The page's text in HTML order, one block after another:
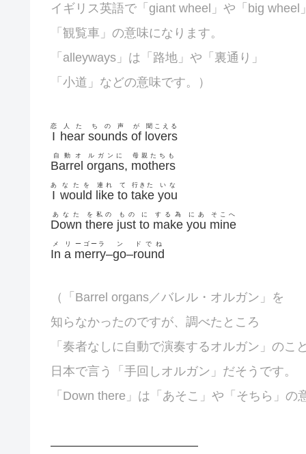
イギリス英語で「 giant wheel」や「big wheel
「観覧車」の意味になります。
「 alleyways」は「路地」や「裏通り」
「小道」などの意味です。）
I
恋
hear
人た
sounds
ちの声
of
が
lovers
聞こえる
Barrel
自動オ
organs
ルガンに
, mothers
母親たちも
I
あ
would
なたを
like
連れ
to
て
take
行きた
you
いな
Down
あなた
there
を私の
just
もの
to
に
make
する為
you
にあ
mine
そこへ
In
メ
a
リ
merry
ーゴーラ
–go
ン
–round
ドでね
（「 Barrel organs／バレル・オルガン」を
知らなかったのですが、 調べたところ
「奏者なしに自動で演奏するオルガン」のこ
日本で言う「手回しオルガン」だそうです。
「Down there」は「あそこ」や「そちら」の
————————————